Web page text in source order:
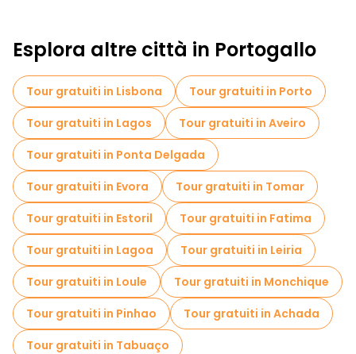
Esplora altre città in Portogallo
Tour gratuiti in Lisbona
Tour gratuiti in Porto
Tour gratuiti in Lagos
Tour gratuiti in Aveiro
Tour gratuiti in Ponta Delgada
Tour gratuiti in Evora
Tour gratuiti in Tomar
Tour gratuiti in Estoril
Tour gratuiti in Fatima
Tour gratuiti in Lagoa
Tour gratuiti in Leiria
Tour gratuiti in Loule
Tour gratuiti in Monchique
Tour gratuiti in Pinhao
Tour gratuiti in Achada
Tour gratuiti in Tabuaço